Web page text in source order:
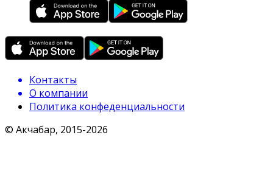
Контакты
О компании
Политика конфеденциальности
© Акчабар, 2015-2026